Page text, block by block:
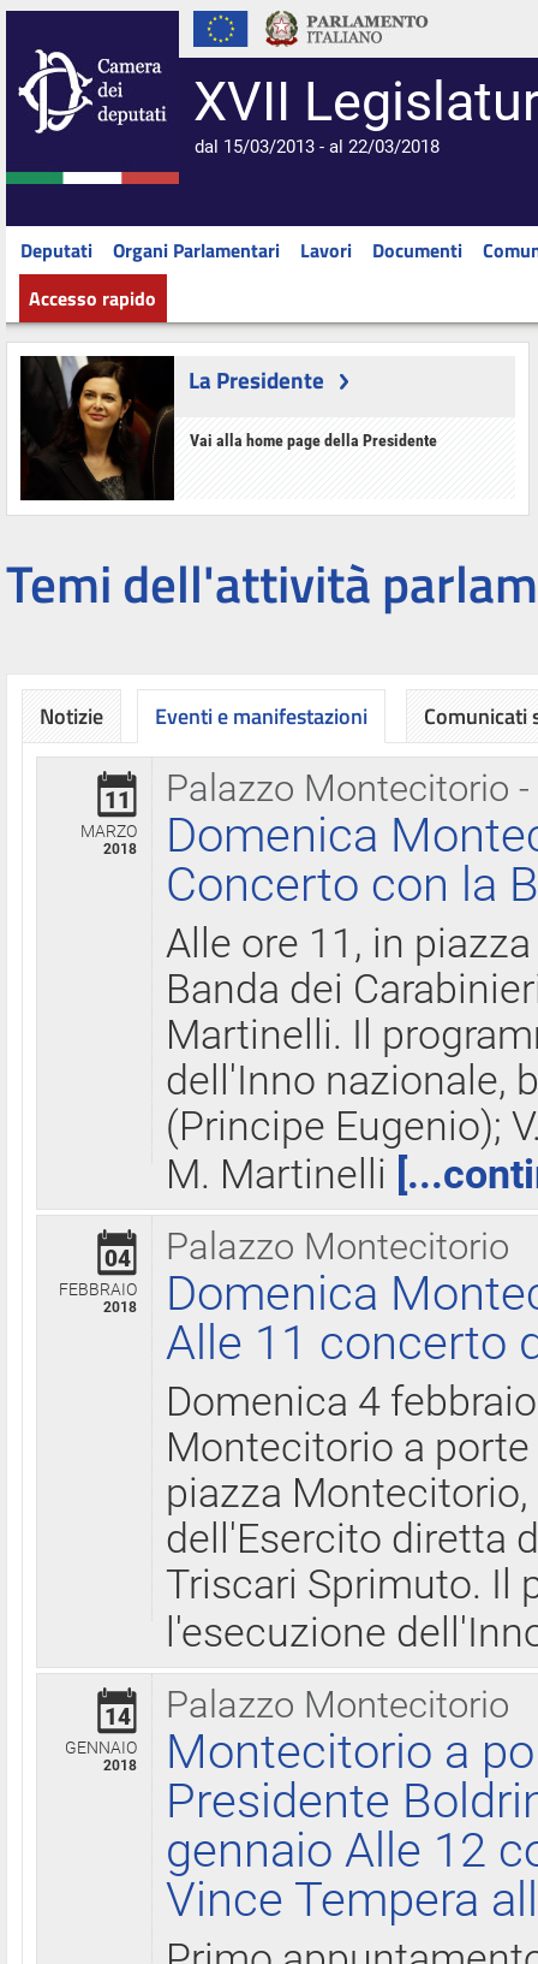
XVII
dal 15/03/2013 - al 22/03/2018
Deputati Organi Parlamentari Lavori Documenti
Accesso rapido
La Presidente
Vai alla home page della Presidente
Temi dell'attività
Notizie Eventi e manifestazioni
Palazzo Montecitorio
11
MARZO
2018
Domenica
Concerto con la
Alle ore 11, in
Banda dei
Martinelli. Il
dell'Inno nazionale,
(Principe Eugenio);
M. Martinelli
Palazzo Montecitorio
04
FEBBRAIO
2018
Domenica
Alle 11 concerto
Domenica 4
Montecitorio a
piazza
dell'Esercito diretta
Triscari Sprimuto. Il
l'esecuzione
Palazzo Montecitorio
14
GENNAIO
2018
Montecitorio a
Presidente
gennaio Alle 12
Vince Tempera
Comunicati